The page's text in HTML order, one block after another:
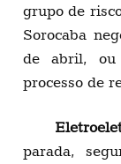
grupo de
Sorocaba
de abril, ou
processo de
parada,